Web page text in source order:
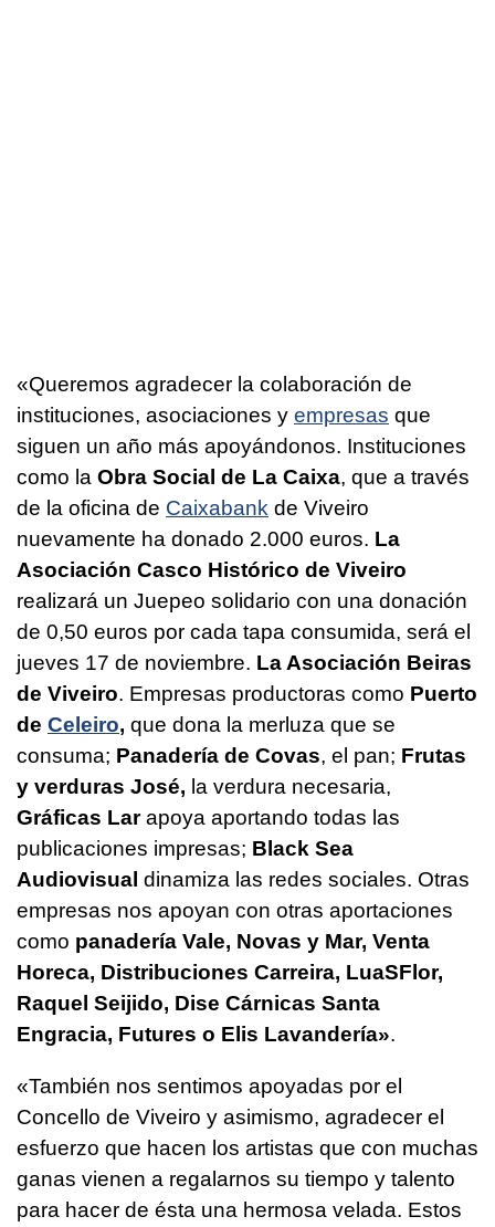
«Queremos agradecer la colaboración de
instituciones, asociaciones y empresas que
siguen un año más apoyándonos. Instituciones
como la Obra Social de La Caixa, que a través
de la oficina de Caixabank de Viveiro
nuevamente ha donado 2.000 euros. La
Asociación Casco Histórico de Viveiro
realizará un Juepeo solidario con una donación
de 0,50 euros por cada tapa consumida, será el
jueves 17 de noviembre. La Asociación Beiras
de Viveiro. Empresas productoras como Puerto
de Celeiro, que dona la merluza que se
consuma; Panadería de Covas, el pan; Frutas
y verduras José, la verdura necesaria,
Gráficas Larapoya aportando todas las
publicaciones impresas; Black Sea
Audiovisual dinamiza las redes sociales. Otras
empresas nos apoyan con otras aportaciones
como panadería Vale, Novas y Mar, Venta
Horeca, Distribuciones Carreira, LuaSFlor,
Raquel Seijido, Dise Cárnicas Santa
Engracia, Futures o Elis Lavandería».
«También nos sentimos apoyadas por el
Concello de Viveiro y asimismo, agradecer el
esfuerzo que hacen los artistas que con muchas
ganas vienen a regalarnos su tiempo y talento
para hacer de ésta una hermosa velada. Estos